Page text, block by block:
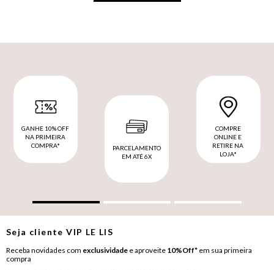
GANHE 10% OFF
NA PRIMEIRA
COMPRA*
PARCELAMENTO
EM ATÉ 6X
COMPRE
ONLINE E
RETIRE NA
LOJA*
Seja clienteVIP LE LIS
Receba novidades com exclusividade e aproveite 10%Off* em sua primeira
compra